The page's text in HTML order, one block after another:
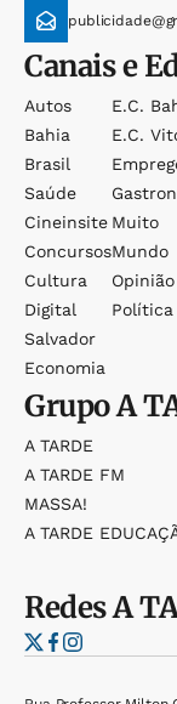
Canais e
Autos
Bahia
Brasil
Saúde
Cineinsite
Concursos
Cultura
Digital
Salvador
Economia
E.c.
E.c.
Muito
Mundo
Opinião
Política
GrupoA
A TARDE
A TARDE FM
MASSA!
A TARDE
RedesA